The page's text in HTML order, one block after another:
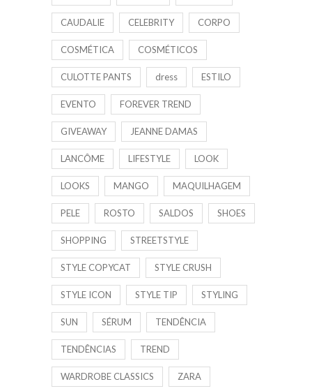
CAUDALIE CELEBRITY CORPO
COSMÉTICA COSMÉTICOS
CULOTTE PANTS dress ESTILO
EVENTO FOREVER TREND
GIVEAWAY JEANNE DAMAS
LANCÔME LIFESTYLE LOOK
LOOKS MANGO MAQUILHAGEM
PELE ROSTO SALDOS SHOES
SHOPPING STREETSTYLE
STYLE COPYCAT STYLE CRUSH
STYLE ICON STYLE TIP STYLING
SUN SÉRUM TENDÊNCIA
TENDÊNCIAS TREND
WARDROBE CLASSICS ZARA